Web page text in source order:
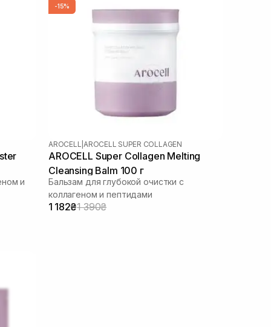
и
-15%
AROCELL AROCELL SUPER COLLAGEN
AROCELL Super Collagen Melting
Cleansing Balm 100 г
Бальзам для глубокой очистки с
коллагеном и пептидами
1 182₴1 390₴